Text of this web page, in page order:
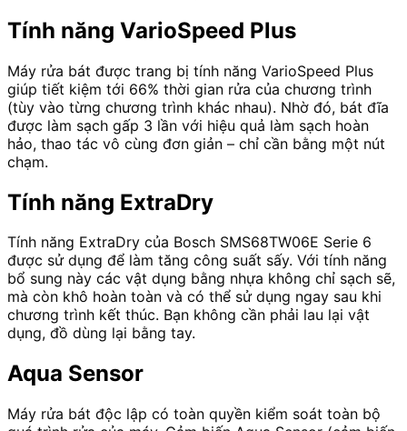
Tính năng VarioSpeed Plus
Máy rửa bát được trang bị tính năng VarioSpeed Plus
giúp tiết kiệm tới 66% thời gian rửa của chương trình
(tùy vào từng chương trình khác nhau). Nhờ đó, bát đĩa
được làm sạch gấp 3 lần với hiệu quả làm sạch hoàn
hảo, thao tác vô cùng đơn giản – chỉ cần bằng một nút
chạm.
Tính năng ExtraDry
Tính năng ExtraDry của Bosch SMS68TW06E Serie 6
được sử dụng để làm tăng công suất sấy. Với tính năng
bổ sung này các vật dụng bằng nhựa không chỉ sạch sẽ,
mà còn khô hoàn toàn và có thể sử dụng ngay sau khi
chương trình kết thúc. Bạn không cần phải lau lại vật
dụng, đồ dùng lại bằng tay.
Aqua Sensor
Máy rửa bát độc lập có toàn quyền kiểm soát toàn bộ